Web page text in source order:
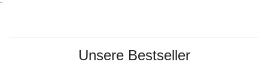
Unsere Bestseller